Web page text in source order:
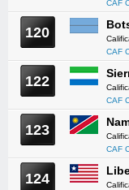
CAF
120
CAF
122
CAF
123
CAF
124